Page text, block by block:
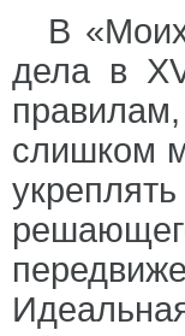
В
дела в
слишком